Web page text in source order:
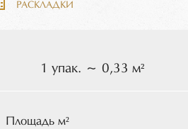
РАСКЛАДКИ
1 упак. ~ 0,33 м²
Площадь м²